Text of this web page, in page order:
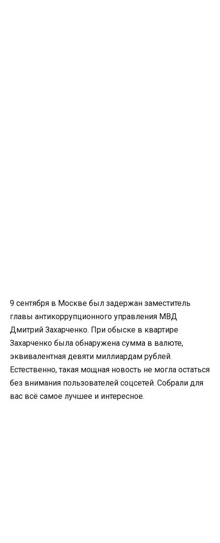
9 сентября в Москве был задержан заместитель
главы антикоррупционного управления МВД
Дмитрий Захарченко. При обыске в квартире
Захарченко была обнаружена сумма в валюте,
эквивалентная девяти миллиардам рублей.
Естественно, такая мощная новость не могла остаться
без внимания пользователей соцсетей. Собрали для
вас всё самое лучшее и интересное.